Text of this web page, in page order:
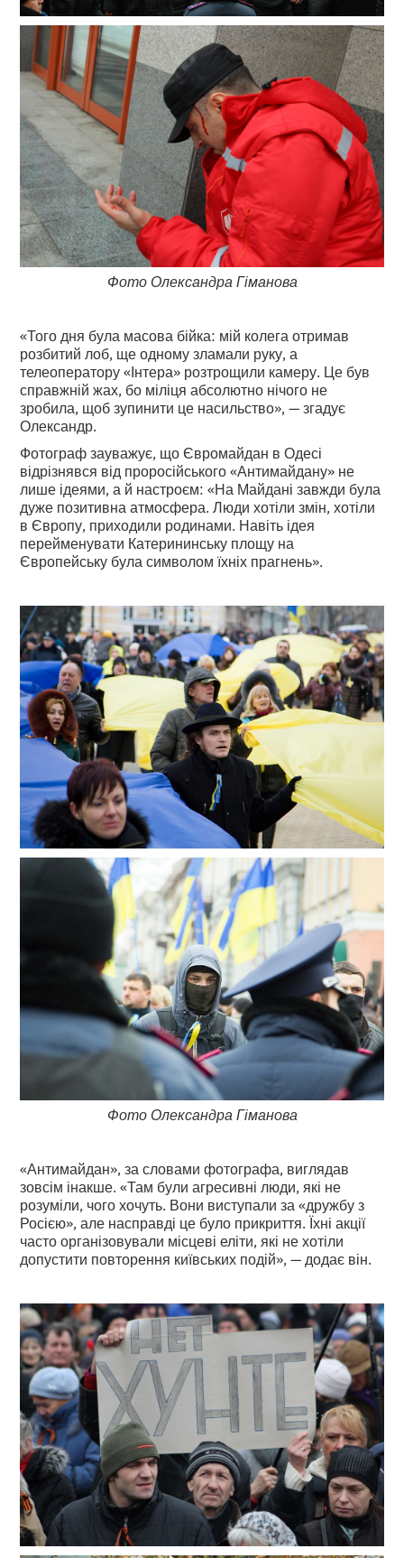
Фото Олександра Гіманова
«Того дня була масова бійка: мій колега отримав
розбитий лоб, ще одному зламали руку, а
телеоператору «Інтера» розтрощили камеру. Це був
справжній жах, бо міліця абсолютно нічого не
зробила, щоб зупинити це насильство», — згадує
Олександр.
Фотограф зауважує, що Євромайдан в Одесі
відрізнявся від проросійського «Антимайдану» не
лише ідеями, а й настроєм: «На Майдані завжди була
дуже позитивна атмосфера. Люди хотіли змін, хотіли
в Європу, приходили родинами. Навіть ідея
перейменувати Катерининську площу на
Європейську була символом їхніх прагнень».
Фото Олександра Гіманова
«Антимайдан», за словами фотографа, виглядав
зовсім інакше. «Там були агресивні люди, які не
розуміли, чого хочуть. Вони виступали за «дружбу з
Росією», але насправді це було прикриття. Їхні акції
часто організовували місцеві еліти, які не хотіли
допустити повторення київських подій», — додає він.